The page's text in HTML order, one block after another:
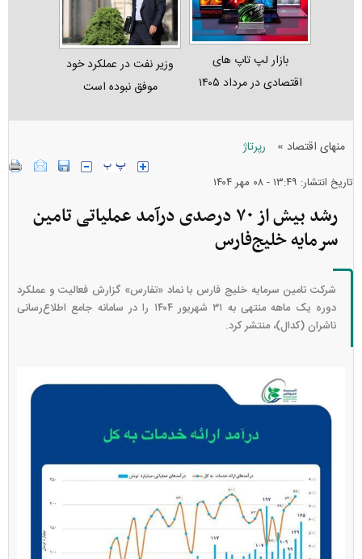
بازار لپ‌ تاپ‌ های
اقتصادی در مرداد ۱۴۰۵
وزیر نفت در عملکرد خود
موفق نبوده است
منهای اقتصاد » رپرتاژ
تاریخ انتشار: ۱۳:۴۹ - ۰۸ مهر ۱۴۰۴
رشد بیش از ۷۰ درصدی درآمد عملیاتی تامین
سرمایه خلیج‌فارس
شرکت تامین سرمایه خلیج فارس با نماد «تفارس» گزارش فعالیت و عملکرد
دوره یک ماهه منتهی به ۳۱ شهریور ۱۴۰۴ را در سامانه جامع اطلاع‌رسانی
ناشران (کدال)، منتشر کرد.